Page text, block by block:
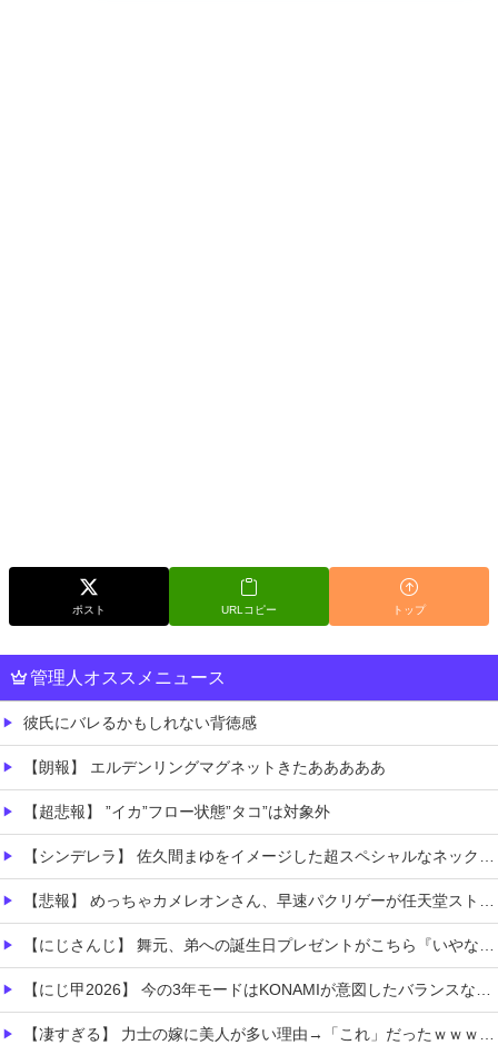
ポスト URLコピー トップ
管理人オススメニュース
彼氏にバレるかもしれない背徳感
【朗報】 エルデンリングマグネットきたあああああ
【超悲報】 ”イカ”フロー状態”タコ”は対象外
【シンデレラ】 佐久間まゆをイメージした超スペシャルなネックレスが登場する件について
【悲報】 めっちゃカメレオンさん、早速パクリゲーが任天堂ストアに登場してしまう……
【にじさんじ】 舞元、弟への誕生日プレゼントがこちら『いやな兄』『ぶん殴られても文句は言えんやろこれ』
【にじ甲2026】 今の3年モードはKONAMIが意図したバランスなのか気になる
【凄すぎる】 力士の嫁に美人が多い理由→「これ」だったｗｗｗｗｗｗｗ